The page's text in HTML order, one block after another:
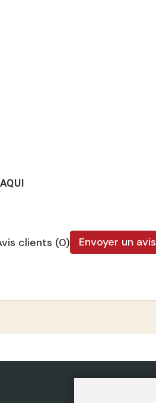
clients (0) Envoyer un avis